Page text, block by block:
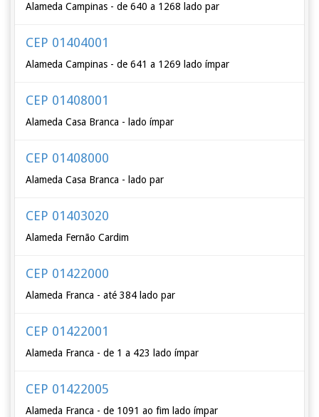
Alameda Campinas - de 640 a 1268 lado par
CEP 01404001
Alameda Campinas - de 641 a 1269 lado ímpar
CEP 01408001
Alameda Casa Branca - lado ímpar
CEP 01408000
Alameda Casa Branca - lado par
CEP 01403020
Alameda Fernão Cardim
CEP 01422000
Alameda Franca - até 384 lado par
CEP 01422001
Alameda Franca - de 1 a 423 lado ímpar
CEP 01422005
Alameda Franca - de 1091 ao fim lado ímpar